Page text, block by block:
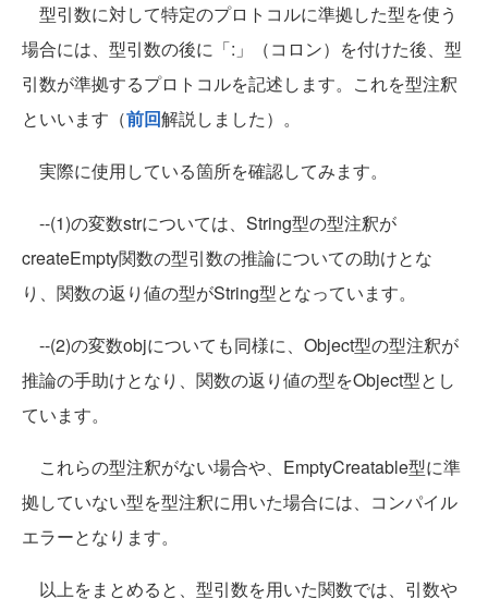
型引数に対して特定のプロトコルに準拠した型を使う
場合には、型引数の後に「:」（コロン）を付けた後、型
引数が準拠するプロトコルを記述します。これを型注釈
といいます（前回解説しました）。
実際に使用している箇所を確認してみます。
--(1)の変数strについては、String型の型注釈が
createEmpty関数の型引数の推論についての助けとな
り、関数の返り値の型がString型となっています。
--(2)の変数objについても同様に、Object型の型注釈が
推論の手助けとなり、関数の返り値の型をObject型とし
ています。
これらの型注釈がない場合や、EmptyCreatable型に準
拠していない型を型注釈に用いた場合には、コンパイル
エラーとなります。
以上をまとめると、型引数を用いた関数では、引数や